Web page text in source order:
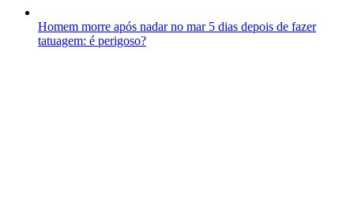
Homem morre após nadar no mar 5 dias depois de fazer
tatuagem: é perigoso?